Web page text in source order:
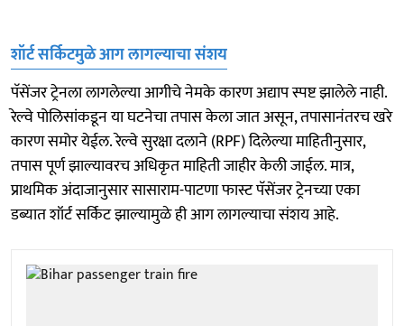
शॉर्ट सर्किटमुळे आग लागल्याचा संशय
पॅसेंजर ट्रेनला लागलेल्या आगीचे नेमके कारण अद्याप स्पष्ट झालेले नाही.
रेल्वे पोलिसांकडून या घटनेचा तपास केला जात असून, तपासानंतरच खरे
कारण समोर येईल. रेल्वे सुरक्षा दलाने (RPF) दिलेल्या माहितीनुसार,
तपास पूर्ण झाल्यावरच अधिकृत माहिती जाहीर केली जाईल. मात्र,
प्राथमिक अंदाजानुसार सासाराम-पाटणा फास्ट पॅसेंजर ट्रेनच्या एका
डब्यात शॉर्ट सर्किट झाल्यामुळे ही आग लागल्याचा संशय आहे.